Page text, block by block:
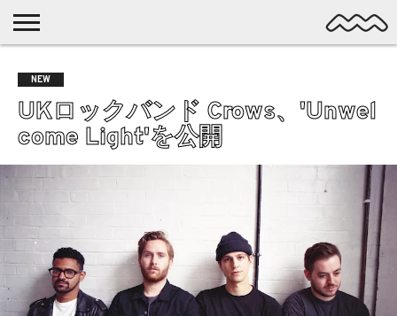
MUSIC
LATEST
POSTS
SPOTLIGHT
NYP
/ DL
DISCOVERY
POP
ALTERNATIVE
ELECTRONIC
PSYCH
LO-
FI
GARAGE
EXPERIMENTAL
NEW
UKロックバンド Crows、'Unwel
come Light'を公開